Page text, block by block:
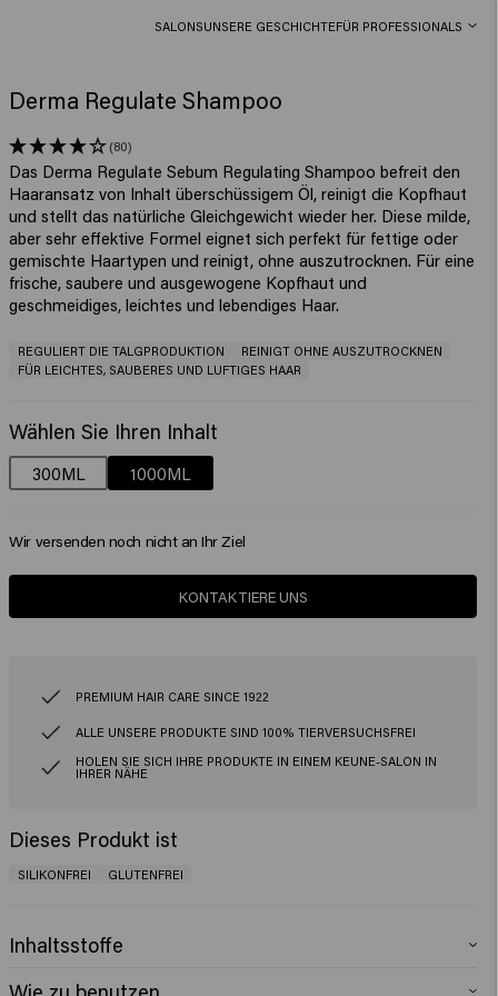
SALONSUNSERE GESCHICHTEFÜR PROFESSIONALS
Derma Regulate Shampoo
(80)
Das Derma Regulate Sebum Regulating Shampoo befreit den
Haaransatz von Inhalt überschüssigem Öl, reinigt die Kopfhaut
und stellt das natürliche Gleichgewicht wieder her. Diese milde,
aber sehr effektive Formel eignet sich perfekt für fettige oder
gemischte Haartypen und reinigt, ohne auszutrocknen. Für eine
frische, saubere und ausgewogene Kopfhaut und
geschmeidiges, leichtes und lebendiges Haar.
REGULIERT DIE TALGPRODUKTION
REINIGT OHNE AUSZUTROCKNEN
FÜR LEICHTES, SAUBERES UND LUFTIGES HAAR
Wählen Sie Ihren Inhalt
300ML 1000ML
Wir versenden noch nicht an Ihr Ziel
KONTAKTIERE UNS
PREMIUM HAIR CARE SINCE 1922
ALLE UNSERE PRODUKTE SIND 100% TIERVERSUCHSFREI
HOLEN SIE SICH IHRE PRODUKTE IN EINEM KEUNE-SALON IN
IHRER NÄHE
Dieses Produkt ist
SILIKONFREI GLUTENFREI
Inhaltsstoffe